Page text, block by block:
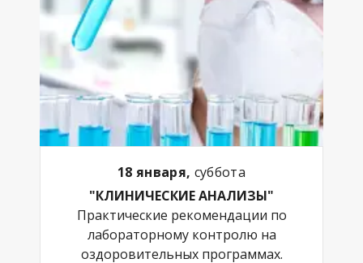
18 января, суббота
"КЛИНИЧЕСКИЕ АНАЛИЗЫ"
Практические рекомендации по
лабораторному контролю на
оздоровительных программах.